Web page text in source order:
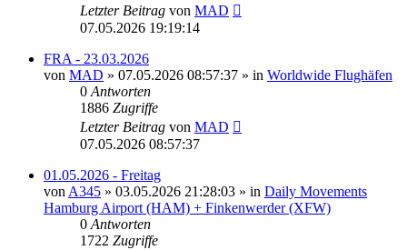
Letzter Beitrag von MAD
07.05.2026 19:19:14
FRA - 23.03.2026
von MAD » 07.05.2026 08:57:37 » in Worldwide Flughäfen
0 Antworten
1886 Zugriffe
Letzter Beitrag von MAD
07.05.2026 08:57:37
01.05.2026 - Freitag
von A345 » 03.05.2026 21:28:03 » in Daily Movements
Hamburg Airport (HAM) + Finkenwerder (XFW)
0 Antworten
1722 Zugriffe